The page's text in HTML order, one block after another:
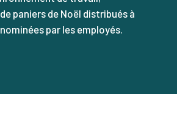
paniers de Noël distribués à
par les employés.